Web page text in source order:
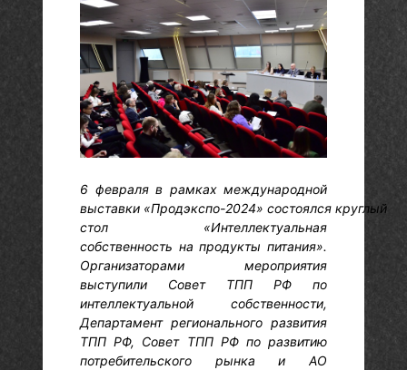
6 февраля в рамках международной
выставки «Продэкспо-2024» состоялся круглый
стол «Интеллектуальная
собственность на продукты питания».
Организаторами мероприятия
выступили Совет ТПП РФ по
интеллектуальной собственности,
Департамент регионального развития
ТПП РФ, Совет ТПП РФ по развитию
потребительского рынка и АО